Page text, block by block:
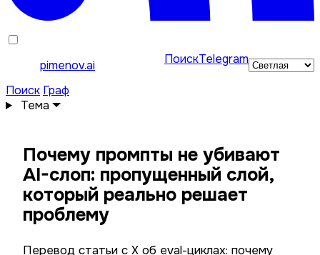
pimenov.ai ПоискTelegram
Поиск Граф
Тема
Почему промпты не убивают
AI-слоп: пропущенный слой,
который реально решает
проблему
Перевод статьи с X об eval-циклах: почему